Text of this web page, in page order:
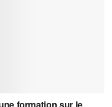
formation sur le